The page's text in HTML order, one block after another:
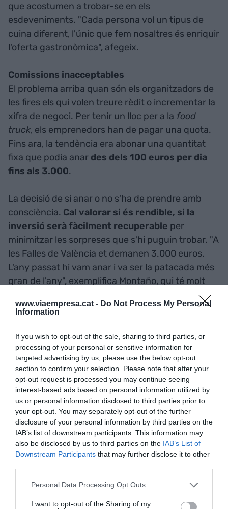
www.viaempresa.cat - Do Not Process My Personal
Information
If you wish to opt-out of the sale, sharing to third parties, or
processing of your personal or sensitive information for
targeted advertising by us, please use the below opt-out
section to confirm your selection. Please note that after your
opt-out request is processed you may continue seeing
interest-based ads based on personal information utilized by
us or personal information disclosed to third parties prior to
your opt-out. You may separately opt-out of the further
disclosure of your personal information by third parties on the
IAB’s list of downstream participants. This information may
also be disclosed by us to third parties on the IAB’s List of
Downstream Participants that may further disclose it to other
Personal Data Processing Opt Outs
I want to opt-out of the Sharing of my
que acostumen a trobar-se en els
esdeveniments. "Cada persona vol un tipus de
cuina diferent, l'únic que fem nosaltres és enriquir
l'oferta gastronòmica", afegeix.
Comissions inacceptables
El problema arriba quan són els organitzadors de
les fires els qui volen treure rèdit o incrementar la
xifra de negoci. Per tenir un lloc per a la food
truck, els emprenedors han de pagar una quota.
Fins ara, la tendència era abonar una quantitat
fixa que podia anar des dels 100 euros per dia
fins als 3.000.
La decisió de si anar o no s'ha de prendre amb
consciència. Cal valorar si és rendible, si la
inversió serà fàcilment recuperable per
minimitzar les sorpreses que s'hi puguin trobar. "A
les Falles de València et demanen 3.000 euros.
L'any passat hi vam anar i va ser la patacada més
gran de l'any", exemplifica Montaño, qui té molt
es
poden trobar fires gratuïtes "amb molta
insisteix a dir que "cal mirar la difusió que té la
trobada i la repercussió que té per a unafood
truck". "
Vestit de vermell, aquí serveixen els seus
Pepito Bravo
Pagar més de 300 euros per un cap de setmana
hauria de ser el màxim", comenta, "pagar més
hauria d'estar molt justificat, perquè quan no va
bé, pots perdre molts diners". I és que la pluja o
una afluència molt per sota de l'esperat poden fer